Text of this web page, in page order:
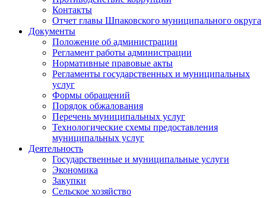
Контакты
Отчет главы Шпаковского муниципального округа
Документы
Положение об администрации
Регламент работы администрации
Нормативные правовые акты
Регламенты государственных и муниципальных
услуг
Формы обращений
Порядок обжалования
Перечень муниципальных услуг
Технологические схемы предоставления
муниципальных услуг
Деятельность
Государственные и муниципальные услуги
Экономика
Закупки
Сельское хозяйство